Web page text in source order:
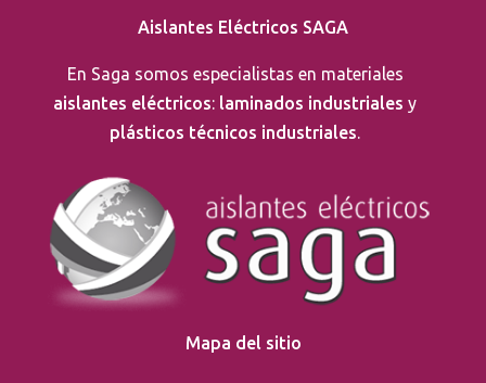
Aislantes Eléctricos SAGA
En Saga somos especialistas en materiales
aislantes eléctricos: laminados industriales y
plásticos técnicos industriales.
Mapa del sitio